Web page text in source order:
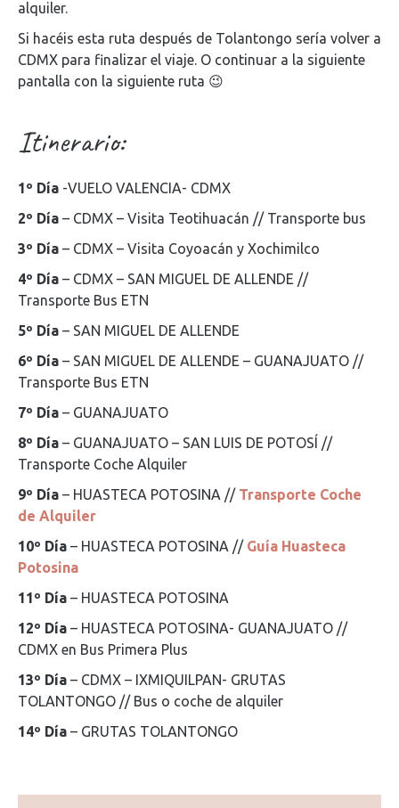
alquiler.
Si hacéis esta ruta después de Tolantongo sería volver a
CDMX para finalizar el viaje. O continuar a la siguiente
pantalla con la siguiente ruta 😉
Itinerario:
1º Día -VUELO VALENCIA- CDMX
2º Día – CDMX – Visita Teotihuacán // Transporte bus
3º Día – CDMX – Visita Coyoacán y Xochimilco
4º Día – CDMX – SAN MIGUEL DE ALLENDE //
Transporte Bus ETN
5º Día – SAN MIGUEL DE ALLENDE
6º Día – SAN MIGUEL DE ALLENDE – GUANAJUATO //
Transporte Bus ETN
7º Día – GUANAJUATO
8º Día – GUANAJUATO – SAN LUIS DE POTOSÍ //
Transporte Coche Alquiler
9º Día – HUASTECA POTOSINA // Transporte Coche
de Alquiler
10º Día – HUASTECA POTOSINA // Guía Huasteca
Potosina
11º Día – HUASTECA POTOSINA
12º Día – HUASTECA POTOSINA- GUANAJUATO //
CDMX en Bus Primera Plus
13º Día – CDMX – IXMIQUILPAN- GRUTAS
TOLANTONGO // Bus o coche de alquiler
14º Día – GRUTAS TOLANTONGO